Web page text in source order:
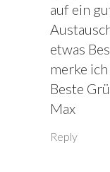
auf ein
etwas
merke
Beste
Max
Reply